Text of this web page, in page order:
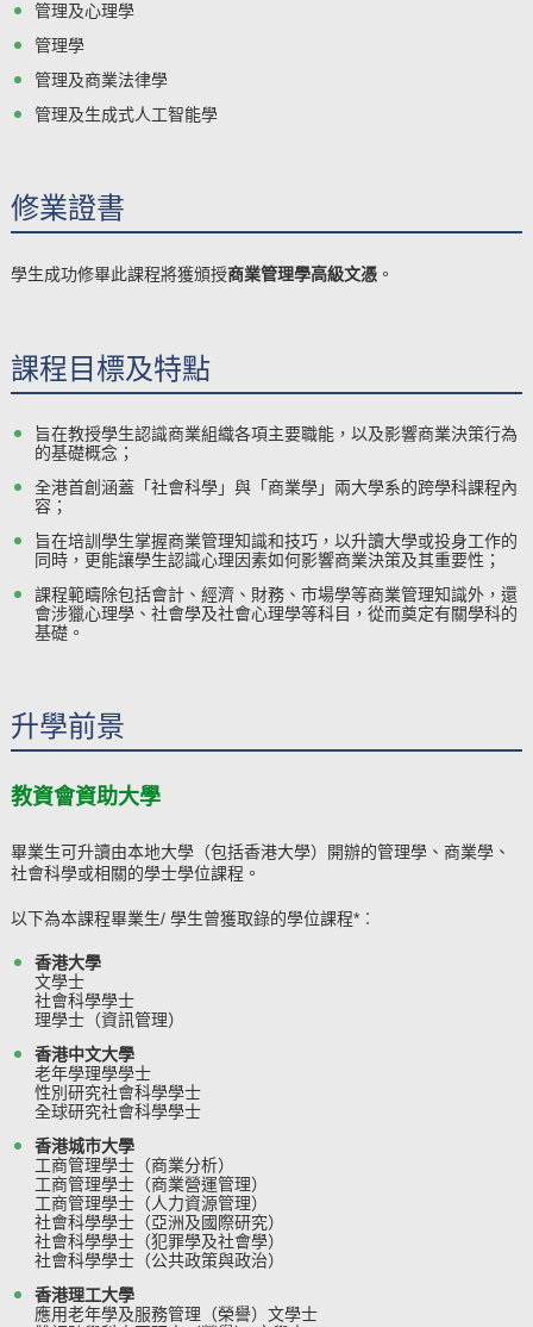
管理及心理學
管理學
管理及商業法律學
管理及生成式人工智能學
修業證書
學生成功修畢此課程將獲頒授商業管理學高級文憑 。
課程目標及特點
旨在教授學生認識商業組織各項主要職能，以及影響商業決策行為
的基礎概念；
全港首創涵蓋「社會科學」與「商業學」兩大學系的跨學科課程內
容；
旨在培訓學生掌握商業管理知識和技巧，以升讀大學或投身工作的
同時，更能讓學生認識心理因素如何影響商業決策及其重要性；
課程範疇除包括會計、經濟、財務、市場學等商業管理知識外，還
會涉獵心理學、社會學及社會心理學等科目，從而奠定有關學科的
基礎。
升學前景
教資會資助大學
畢業生可升讀由本地大學（包括香港大學）開辦的管理學、商業學、
社會科學或相關的學士學位課程。
以下為本課程畢業生/ 學生曾獲取錄的學位課程*︰
香港大學
文學士
社會科學學士
理學士（資訊管理）
香港中文大學
老年學理學學士
性別研究社會科學學士
全球研究社會科學學士
香港城市大學
工商管理學士（商業分析）
工商管理學士（商業營運管理）
工商管理學士（人力資源管理）
社會科學學士（亞洲及國際研究）
社會科學學士（犯罪學及社會學）
社會科學學士（公共政策與政治）
香港理工大學
應用老年學及服務管理（榮譽）文學士